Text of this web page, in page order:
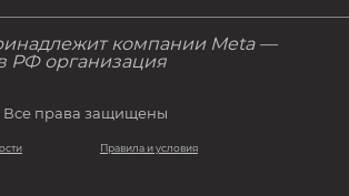
компании Meta —
РФ организация
Все права защищены
Правила и условия